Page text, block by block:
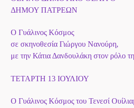
ΔΗΜΟΥ ΠΑΤΡΕΩΝ
O Γυάλινος Κόσμος
σε σκηνοθεσία Γιώργου Νανούρη,
με την Κάτια Δανδουλάκη στον ρόλο
ΤΕΤΑΡΤΗ 13 ΙΟΥΛΙΟΥ
O Γυάλινος Κόσμος του Τενεσί
Το Play List Του ΑΝΟΙΞΗ 100,7